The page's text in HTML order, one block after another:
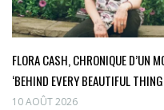
FLORA CASH, CHRONIQUE D’UN
‘BEHIND EVERY BEAUTIFUL
10 AOÛT 2026